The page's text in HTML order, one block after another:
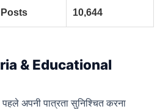
10,644
& Educational
अपनी पात्रता सुनिश्चित करना